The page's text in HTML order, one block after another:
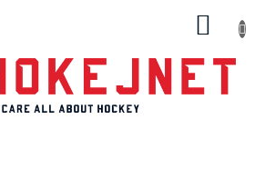
KOŠÍK